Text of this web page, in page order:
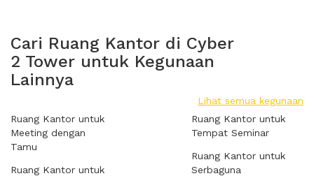
Cari Ruang Kantor di Cyber
2 Tower untuk Kegunaan
Lainnya
Lihat semua kegunaan
Ruang Kantor untuk
Meeting dengan
Tamu
Ruang Kantor untuk
Ruang Kantor untuk
Tempat Seminar
Ruang Kantor untuk
Serbaguna